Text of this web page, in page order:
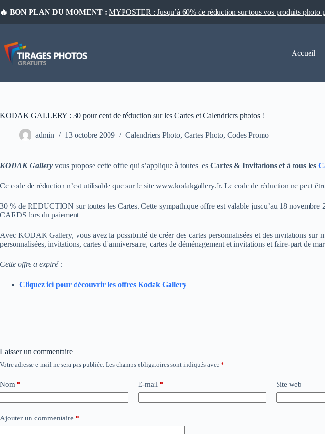
au
🔥 BON PLAN DU MOMENT : MYPOSTER : Jusqu’à 60% de réduction sur tous vos produits photo
Accueil
KODAK GALLERY : 30 pour cent de réduction sur les Cartes et Calendriers photos !
admin 13 octobre 2009 Calendriers Photo, Cartes Photo, Codes Promo
KODAK Gallery vous propose cette offre qui s’applique à toutes les Cartes & Invitations et à tous les
Ce code de réduction n’est utilisable que sur le site www.kodakgallery.fr. Le code de réduction ne peut
30 % de REDUCTION sur toutes les Cartes. Cette sympathique offre est valable jusqu’au 18 novembre
CARDS lors du paiement.
Avec KODAK Gallery, vous avez la possibilité de créer des cartes personnalisées et des invitations sur
personnalisées, invitations, cartes d’anniversaire, cartes de déménagement et invitations et faire-part de
Cette offre a expiré :
Cliquez ici pour découvrir les offres Kodak Gallery
Laisser un commentaire
Votre adresse e-mail ne sera pas publiée. Les champs obligatoires sont indiqués avec *
Nom * E-mail * Site web
Ajouter un commentaire *